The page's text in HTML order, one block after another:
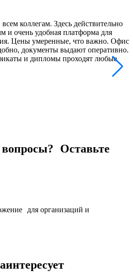
коллегам. Здесь действительно
и очень удобная платформа для
Цены умеренные, что важно. Офис
документы выдают оперативно.
и дипломы проходят любые
вопросы? Оставьте
для организаций и